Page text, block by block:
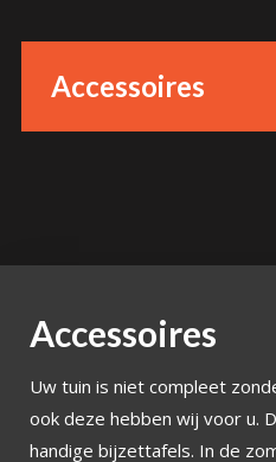
Accessoires
Accessoires
Uw tuin is niet compleet
ook deze hebben wij voor u.
handige bijzettafels. In de